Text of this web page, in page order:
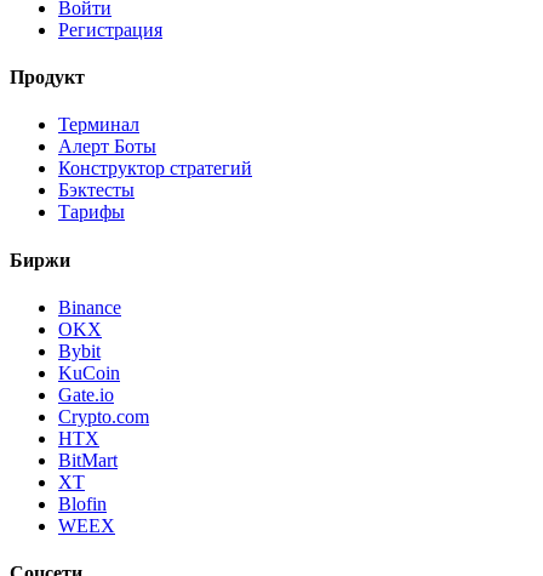
Войти
Регистрация
Продукт
Терминал
Алерт Боты
Конструктор стратегий
Бэктесты
Тарифы
Биржи
Binance
OKX
Bybit
KuCoin
Gate.io
Crypto.com
HTX
BitMart
XT
Blofin
WEEX